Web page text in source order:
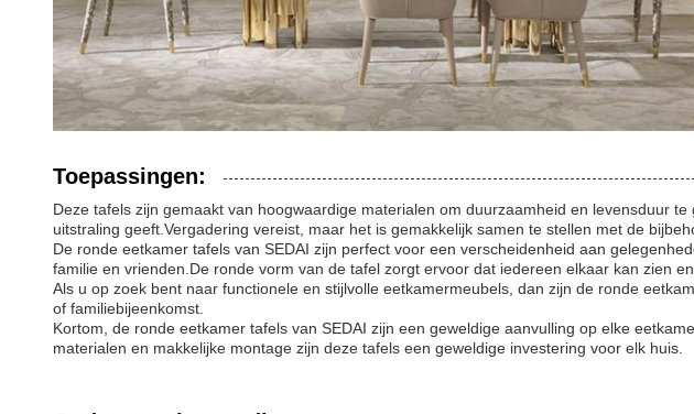
Toepassingen:
Deze tafels zijn gemaakt van hoogwaardige materialen om duurzaamheid en levensduur
uitstraling geeft.Vergadering vereist, maar het is gemakkelijk samen te stellen met de
De ronde eetkamer tafels van SEDAI zijn perfect voor een verscheidenheid aan
familie en vrienden.De ronde vorm van de tafel zorgt ervoor dat iedereen elkaar kan zien
Als u op zoek bent naar functionele en stijlvolle eetkamermeubels, dan zijn de ronde
of familiebijeenkomst.
Kortom, de ronde eetkamer tafels van SEDAI zijn een geweldige aanvulling op elke
materialen en makkelijke montage zijn deze tafels een geweldige investering voor elk huis.